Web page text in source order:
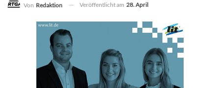
Von Redaktion Veröffentlicht am 28. April